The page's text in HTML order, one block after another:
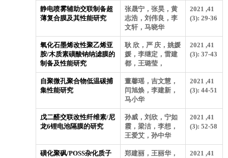
静电喷雾辅助交联制备超
薄复合膜及其性能研究
张晟宁，张昊，黄
志浩，刘伟良，李
文轩，马晓华
2021 ,41
(3): 29-36
氧化石墨烯改性聚乙烯亚
胺/木质素磺酸钠纳滤膜的
制备及性能研究
耿 欣，严 庆，姚媛
媛，李继定，雷建
都，王璐莹，
2021 ,41
(3): 37-43
自聚微孔聚合物低温碳捕
集性能研究
董馨瑶，吉文慧，
闫旭焕，李建新，
马小华
2021 ,41
(3): 44-51
戊二醛交联改性纤维素/尼
龙6锂电池隔膜的研究
孙威，刘欣，宁如
霞，梁洁，李想，
王爱艾，孙中华
2021 ,41
(3): 52-58
磺化聚砜/POSS杂化质子
郑建丽，王丽华，
2021 ,41